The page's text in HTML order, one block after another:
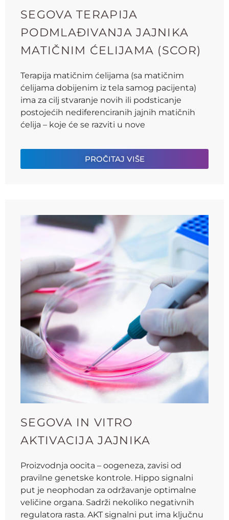
SEGOVA TERAPIJA
PODMLAĐIVANJA JAJNIKA
MATIČNIM ĆELIJAMA (SCOR)
Terapija matičnim ćelijama (sa matičnim
ćelijama dobijenim iz tela samog pacijenta)
ima za cilj stvaranje novih ili podsticanje
postojećih nediferenciranih jajnih matičnih
ćelija – koje će se razviti u nove
PROČITAJ VIŠE
SEGOVA IN VITRO
AKTIVACIJA JAJNIKA
Proizvodnja oocita – oogeneza, zavisi od
pravilne genetske kontrole. Hippo signalni
put je neophodan za održavanje optimalne
veličine organa. Sadrži nekoliko negativnih
regulatora rasta. AKT signalni put ima ključnu